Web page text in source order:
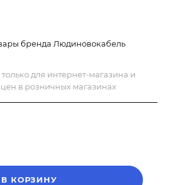
бренда Людиновокабель
для интернет-магазина и
цен в розничных магазинах
В КОРЗИНУ